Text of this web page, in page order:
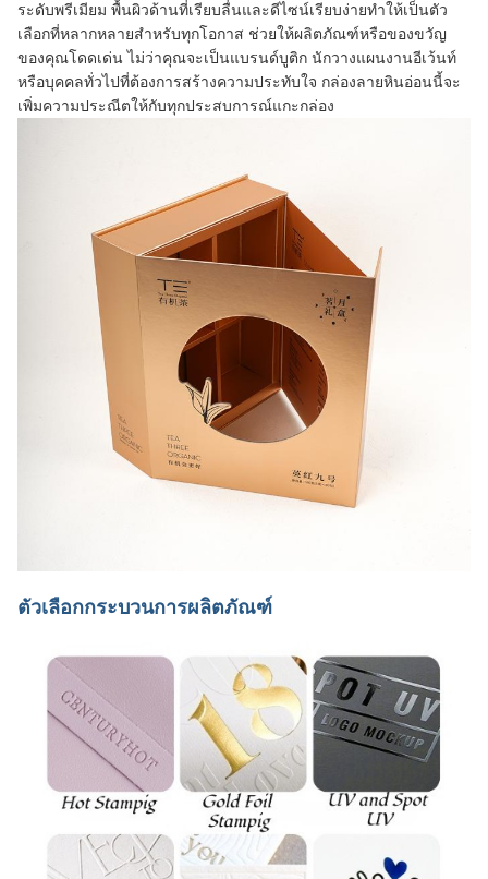
ระดับพรีเมียม พื้นผิวด้านที่เรียบลื่นและดีไซน์เรียบง่ายทำให้เป็นตัว
เลือกที่หลากหลายสำหรับทุกโอกาส ช่วยให้ผลิตภัณฑ์หรือของขวัญ
ของคุณโดดเด่น ไม่ว่าคุณจะเป็นแบรนด์บูติก นักวางแผนงานอีเว้นท์
หรือบุคคลทั่วไปที่ต้องการสร้างความประทับใจ กล่องลายหินอ่อนนี้จะ
เพิ่มความประณีตให้กับทุกประสบการณ์แกะกล่อง
ตัวเลือกกระบวนการผลิตภัณฑ์